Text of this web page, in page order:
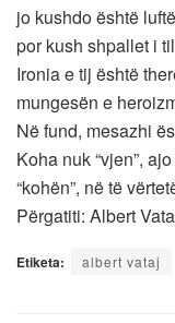
jo kushdo është
por kush shpallet i
Ironia e tij është
mungesën e
Në fund, mesazhi
Koha nuk “vjen”,
“kohën”, në të
Përgatiti: Albert
Etiketa: albert vataj